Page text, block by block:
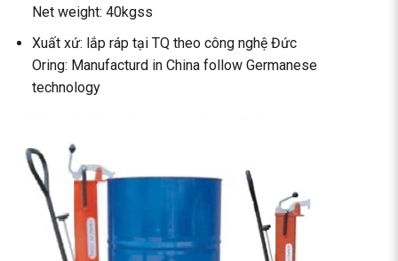
Net weight: 40kgss
Xuất xứ: lắp ráp tại TQ theo công nghệ Đức
Oring: Manufacturd in China follow Germanese
technology